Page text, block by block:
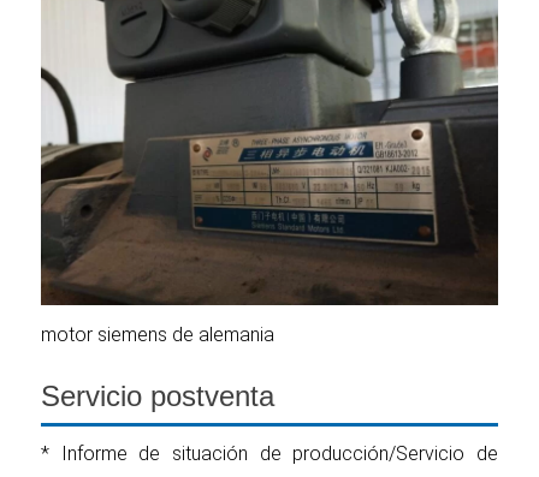
motor siemens de alemania
Servicio postventa
* Informe de situación de producción/Servicio de